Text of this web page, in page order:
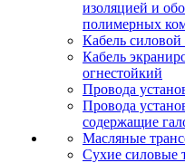
изоляцией и
полимерных
Кабель
Кабель
огнестойкий
Провода
Провода
содержащие
Масляные
Сухие силовые